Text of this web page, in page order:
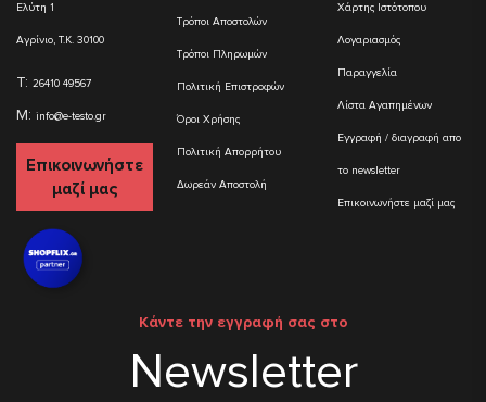
Ελύτη 1
Αγρίνιο, Τ.Κ. 30100
T: 26410 49567
M: info@e-testo.gr
Επικοινωνήστε
μαζί μας
Τρόποι Αποστολών
Τρόποι Πληρωμών
Πολιτική Επιστροφών
Όροι Χρήσης
Πολιτική Απορρήτου
Δωρεάν Αποστολή
Χάρτης Ιστότοπου
Λογαριασμός
Παραγγελία
Λίστα Αγαπημένων
Εγγραφή / διαγραφή απο
το newsletter
Επικοινωνήστε μαζί μας
Κάντε την εγγραφή σας στο
Newsletter